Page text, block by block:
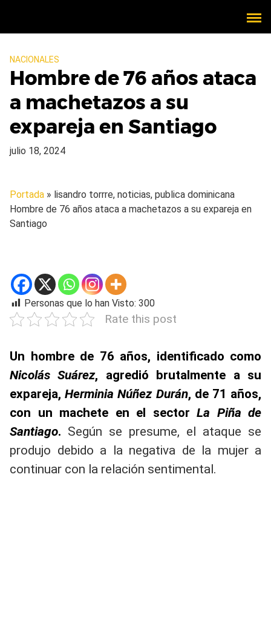
NACIONALES
Hombre de 76 años ataca
a machetazos a su
expareja en Santiago
julio 18, 2024
Portada » lisandro torrre, noticias, publica dominicana
Hombre de 76 años ataca a machetazos a su expareja en
Santiago
Personas que lo han Visto: 300
Rate this post
Un hombre de 76 años, identificado como
Nicolás Suárez, agredió brutalmente a su
expareja,Herminia Núñez Durán, de 71 años,
con un machete en el sector La Piña de
Santiago. Según se presume, el ataque se
produjo debido a la negativa de la mujer a
continuar con la relación sentimental.